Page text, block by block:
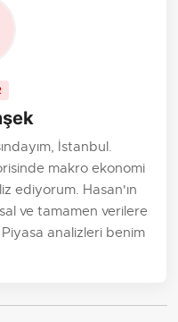
İstanbul.
makro ekonomi
ediyorum. Hasan'ın
ve tamamen verilere
analizleri benim